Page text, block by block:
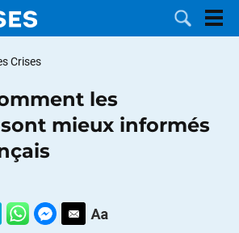
Crises
les
mieux informés